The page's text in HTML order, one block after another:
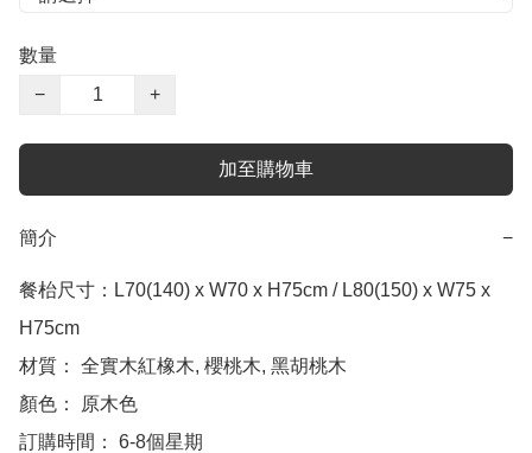
數量
−
+
加至購物車
簡介 −
餐枱尺寸：L70(140) x W70 x H75cm / L80(150) x W75 x
H75cm
材質： 全實木紅橡木, 櫻桃木, 黑胡桃木
顏色： 原木色
訂購時間： 6-8個星期